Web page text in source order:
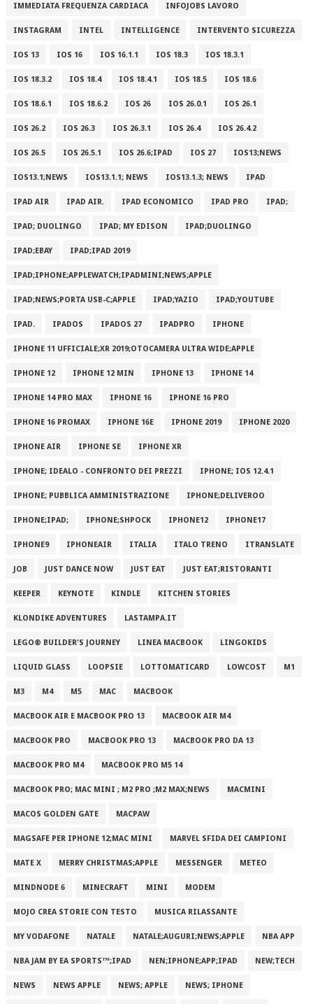
IMMEDIATA FREQUENZA CARDIACA INFOJOBS LAVORO
INSTAGRAM INTEL INTELLIGENCE INTERVENTO SICUREZZA
IOS 13 IOS 16 IOS 16.1.1 IOS 18.3 IOS 18.3.1
IOS 18.3.2 IOS 18.4 IOS 18.4.1 IOS 18.5 IOS 18.6
IOS 18.6.1 IOS 18.6.2 IOS 26 IOS 26.0.1 IOS 26.1
IOS 26.2 IOS 26.3 IOS 26.3.1 IOS 26.4 IOS 26.4.2
IOS 26.5 IOS 26.5.1 IOS 26.6;IPAD IOS 27 IOS13;NEWS
IOS13.1;NEWS IOS13.1.1; NEWS IOS13.1.3; NEWS IPAD
IPAD AIR IPAD AIR. IPAD ECONOMICO IPAD PRO IPAD;
IPAD; DUOLINGO IPAD; MY EDISON IPAD;DUOLINGO
IPAD;EBAY IPAD;IPAD 2019
IPAD;IPHONE;APPLEWATCH;IPADMINI;NEWS;APPLE
IPAD;NEWS;PORTA USB-C;APPLE IPAD;YAZIO IPAD;YOUTUBE
IPAD. IPADOS IPADOS 27 IPADPRO IPHONE
IPHONE 11 UFFICIALE;XR 2019;OTOCAMERA ULTRA WIDE;APPLE
IPHONE 12 IPHONE 12 MIN IPHONE 13 IPHONE 14
IPHONE 14 PRO MAX IPHONE 16 IPHONE 16 PRO
IPHONE 16 PROMAX IPHONE 16E IPHONE 2019 IPHONE 2020
IPHONE AIR IPHONE SE IPHONE XR
IPHONE; IDEALO - CONFRONTO DEI PREZZI IPHONE; IOS 12.4.1
IPHONE; PUBBLICA AMMINISTRAZIONE IPHONE;DELIVEROO
IPHONE;IPAD; IPHONE;SHPOCK IPHONE12 IPHONE17
IPHONE9 IPHONEAIR ITALIA ITALO TRENO ITRANSLATE
JOB JUST DANCE NOW JUST EAT JUST EAT;RISTORANTI
KEEPER KEYNOTE KINDLE KITCHEN STORIES
KLONDIKE ADVENTURES LASTAMPA.IT
LEGO® BUILDER'S JOURNEY LINEA MACBOOK LINGOKIDS
LIQUID GLASS LOOPSIE LOTTOMATICARD LOWCOST M1
M3 M4 M5 MAC MACBOOK
MACBOOK AIR E MACBOOK PRO 13 MACBOOK AIR M4
MACBOOK PRO MACBOOK PRO 13 MACBOOK PRO DA 13
MACBOOK PRO M4 MACBOOK PRO M5 14
MACBOOK PRO; MAC MINI ; M2 PRO ;M2 MAX;NEWS MACMINI
MACOS GOLDEN GATE MACPAW
MAGSAFE PER IPHONE 12;MAC MINI MARVEL SFIDA DEI CAMPIONI
MATE X MERRY CHRISTMAS;APPLE MESSENGER METEO
MINDNODE 6 MINECRAFT MINI MODEM
MOJO CREA STORIE CON TESTO MUSICA RILASSANTE
MY VODAFONE NATALE NATALE;AUGURI;NEWS;APPLE NBA APP
NBA JAM BY EA SPORTS™;IPAD NEN;IPHONE;APP;IPAD NEW;TECH
NEWS NEWS APPLE NEWS; APPLE NEWS; IPHONE